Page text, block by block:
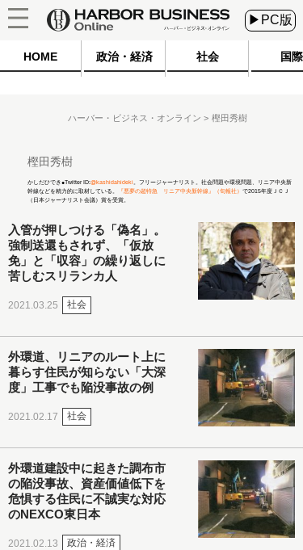
▶PC版
HOME 政治・経済 社会 国際
ハーバー・ビジネス・オンライン 樫田秀樹
樫田秀樹
かしだひでき●Twitter ID:@kashidahideki
。フリージャーナリスト。社会問題や環境問題、リニア中央新
幹線などを精力的に取材している。
『悪夢の超特急 リニア中央新幹線』（旬報社） で2015年度ＪＣＪ
（日本ジャーナリスト会議）賞を受賞。
入管が押しつける「偽名」。
強制送還もされず、「仮放
免」と「収容」の繰り返しに
苦しむスリランカ人
2021.03.25 社会
外環道、リニアのルート上に
暮らす住民が知らない「大深
度」工事でも陥没事故の例
2021.02.17 社会
外環道建設中に起きた調布市
の陥没事故、資産価値低下を
危惧する住民に不誠実な対応
のNEXCO東日本
2021.02.13 政治・経済